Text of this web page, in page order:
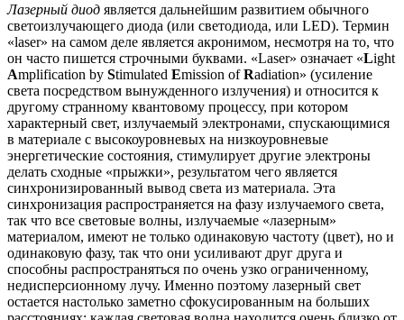
Лазерный диод является дальнейшим развитием обычного
светоизлучающего диода (или светодиода, или LED). Термин
«laser» на самом деле является акронимом, несмотря на то, что
он часто пишется строчными буквами. «Laser» означает «Light
Amplification by Stimulated Emission ofRadiation» (усиление
света посредством вынужденного излучения) и относится к
другому странному квантовому процессу, при котором
характерный свет, излучаемый электронами, спускающимися
в материале с высокоуровневых на низкоуровневые
энергетические состояния, стимулирует другие электроны
делать сходные «прыжки», результатом чего является
синхронизированный вывод света из материала. Эта
синхронизация распространяется на фазу излучаемого света,
так что все световые волны, излучаемые «лазерным»
материалом, имеют не только одинаковую частоту (цвет), но и
одинаковую фазу, так что они усиливают друг друга и
способны распространяться по очень узко ограниченному,
недисперсионному лучу. Именно поэтому лазерный свет
остается настолько заметно сфокусированным на больших